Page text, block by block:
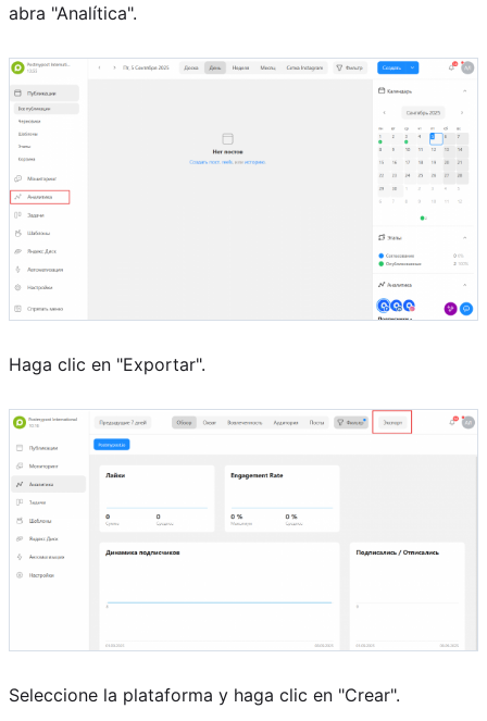
abra "Analítica".
Haga clic en "Exportar".
Seleccione la plataforma y haga clic en "Crear".